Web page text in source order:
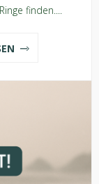
finden....